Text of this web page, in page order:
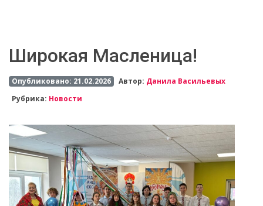
Широкая Масленица!
Опубликовано: 21.02.2026 Автор: Данила Васильевых
Рубрика: Новости